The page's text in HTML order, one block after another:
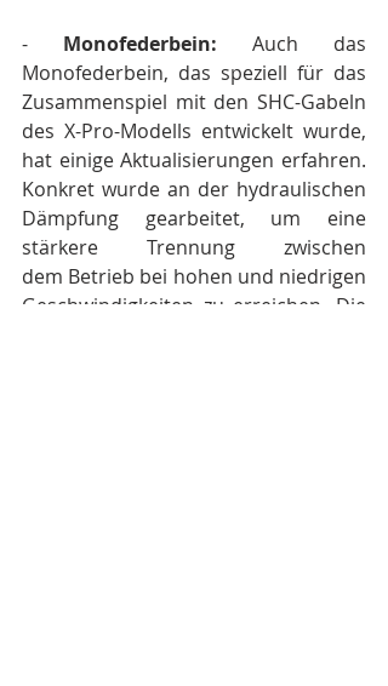
- Monofederbein: Auch das
Monofederbein, das speziell für das
Zusammenspiel mit den SHC-Gabeln
des X-Pro-Modells entwickelt wurde,
hat einige Aktualisierungen erfahren.
Konkret wurde an der hydraulischen
Dämpfung gearbeitet, um eine
stärkere Trennung zwischen
dem Betrieb bei hohen und niedrigen
Geschwindigkeiten zu erreichen. Die